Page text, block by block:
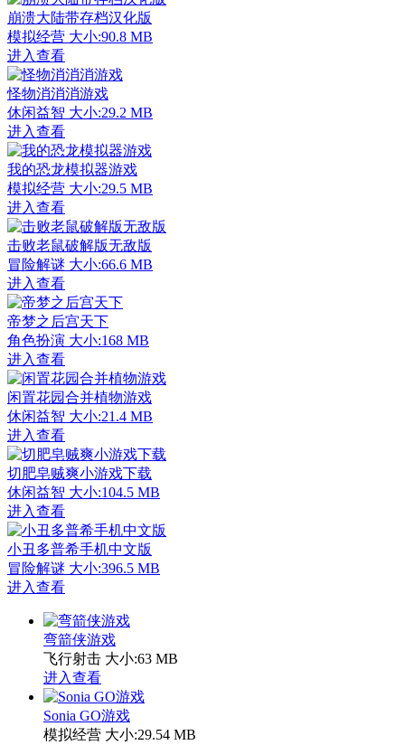
崩溃大陆带存档汉化版
模拟经营 大小:90.8 MB
进入查看
怪物消消消游戏
休闲益智 大小:29.2 MB
进入查看
我的恐龙模拟器游戏
模拟经营 大小:29.5 MB
进入查看
击败老鼠破解版无敌版
冒险解谜 大小:66.6 MB
进入查看
帝梦之后宫天下
角色扮演 大小:168 MB
进入查看
闲置花园合并植物游戏
休闲益智 大小:21.4 MB
进入查看
切肥皂贼爽小游戏下载
休闲益智 大小:104.5 MB
进入查看
小丑多普希手机中文版
冒险解谜 大小:396.5 MB
进入查看
弯箭侠游戏
飞行射击 大小:63 MB
进入查看
Sonia GO游戏
模拟经营 大小:29.54 MB